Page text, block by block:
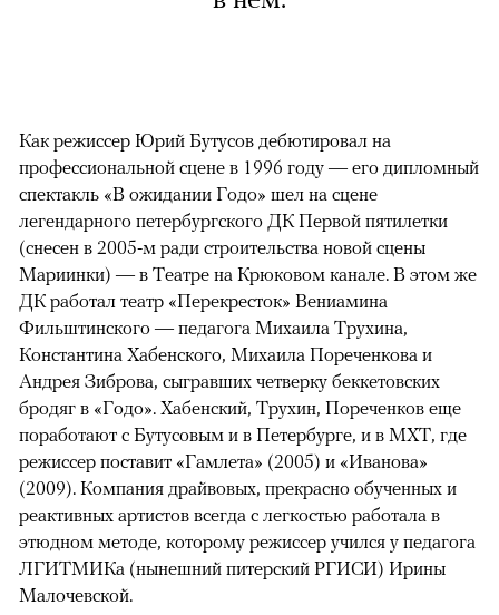
Как режиссер Юрий Бутусов дебютировал на
профессиональной сцене в 1996 году — его дипломный
спектакль «В ожидании Годо» шел на сцене
легендарного петербургского ДК Первой пятилетки
(снесен в 2005-м ради строительства новой сцены
Мариинки) — в Театре на Крюковом канале. В этом же
ДК работал театр «Перекресток» Вениамина
Фильштинского — педагога Михаила Трухина,
Константина Хабенского, Михаила Пореченкова и
Андрея Зиброва, сыгравших четверку беккетовских
бродяг в «Годо». Хабенский, Трухин, Пореченков еще
поработают с Бутусовым и в Петербурге, и в МХТ, где
режиссер поставит «Гамлета» (2005) и «Иванова»
(2009). Компания драйвовых, прекрасно обученных и
реактивных артистов всегда с легкостью работала в
этюдном методе, которому режиссер учился у педагога
ЛГИТМИКа (нынешний питерский РГИСИ) Ирины
Малочевской.